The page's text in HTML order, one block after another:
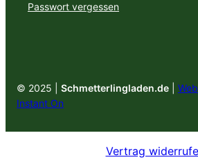
Passwort vergessen
© 2025 | Schmetterlingladen.de
Instant On
Vertrag